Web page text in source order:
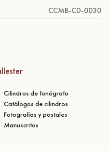
CCMB-CD-0030
Cilindros de fonógrafo
Catálogos de cilindros
Fotografías y postales
Manuscritos